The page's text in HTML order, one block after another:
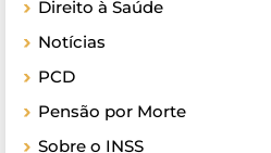
Direito à Saúde
Notícias
PCD
Pensão por Morte
Sobre o INSS